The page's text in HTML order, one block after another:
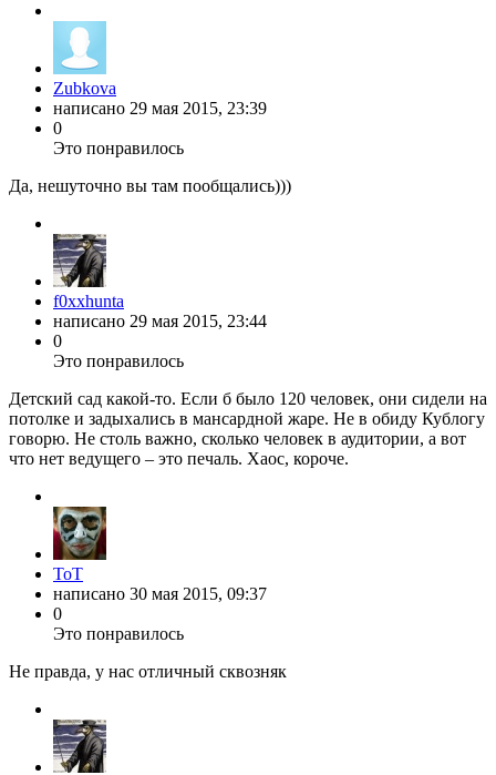
Zubkova
написано 29 мая 2015, 23:39
0
Это понравилось
Да, нешуточно вы там пообщались)))
f0xxhunta
написано 29 мая 2015, 23:44
0
Это понравилось
Детский сад какой-то. Если б было 120 человек, они сидели на
потолке и задыхались в мансардной жаре. Не в обиду Кублогу
говорю. Не столь важно, сколько человек в аудитории, а вот
что нет ведущего – это печаль. Хаос, короче.
ToT
написано 30 мая 2015, 09:37
0
Это понравилось
Не правда, у нас отличный сквозняк